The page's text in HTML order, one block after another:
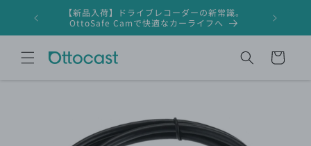
ンツに
【新品入荷】ドライブレコーダーの新常識。
OttoSafe Camで快適なカーライフへ
ドライ
カ
ー